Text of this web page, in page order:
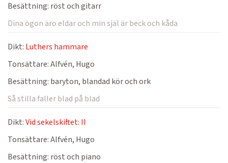
Besättning: röst och gitarr
Dina ögon äro eldar och min själ är beck och kåda
Dikt: Luthers hammare
Tonsättare:Alfvén, Hugo
Besättning: baryton, blandad kör och ork
Så stilla faller blad på blad
Dikt:Vid sekelskiftet: II
Tonsättare:Alfvén, Hugo
Besättning: röst och piano